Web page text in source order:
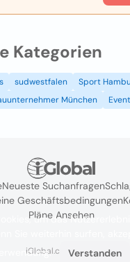
Kategorien
sudwestfalen Sport
München
Neueste Suchanfragen
Geschäftsbedingungen
Pläne Ansehen
iGlobal.co @ 2024
um das
Verstanden